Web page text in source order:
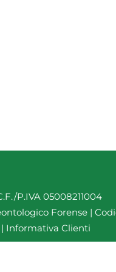
P.IVA 05008211004
Forense |
| Informativa Clienti